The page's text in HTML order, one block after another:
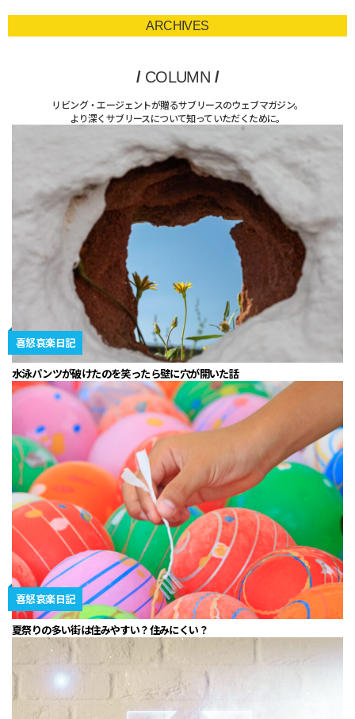
ARCHIVES
/ COLUMN /
リビング・エージェントが贈るサブリースのウェブマガジン。
より深くサブリースについて知っていただくために。
喜怒哀楽日記
水泳パンツが破けたのを笑ったら壁に穴が開いた話
喜怒哀楽日記
夏祭りの多い街は住みやすい？住みにくい？